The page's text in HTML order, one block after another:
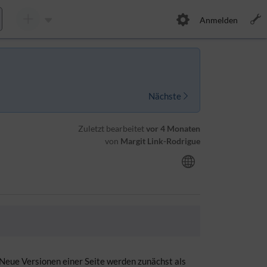
Anmelden
Nächste
Zuletzt bearbeitetvor 4 Monaten
von Margit Link-Rodrigue
Versionen einer Seite werden zunächst als